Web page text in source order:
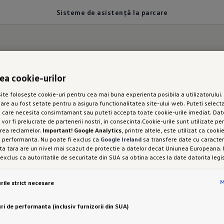
Sisteme de asistență la parcare
parcare
de asistență la
ID.Polo pe
la parcare sunt disponibile pentru
cookie-urilor
folosește cookie-uri pentru cea mai buna experienta posibila a utilizatorului.
au fost setate pentru a asigura functionalitatea site-ului web. Puteti
care necesita consimtamant sau puteti accepta toate cookie-urile imediat.
fi prelucrate de partenerii nostri, in consecinta.Cookie-urile sunt utilizate
reclamelor. Important! Google Analytics, printre altele, este utilizat ca
performanta. Nu poate fi exclus ca Google Ireland sa transfere date cu
tara are un nivel mai scazut de protectie a datelor decat Uniunea Europeana.
ca autoritatile de securitate din SUA sa obtina acces la date datorita
expres, cu acest transfer de date, in conformitate cu articolul 49 alineatul
este responsabila pentru acest site web și pentru cookie-uri. Puteti gasi mai
cookie-uri in politica de cookie-uri sau in setarile cookie-urilor. Veti gasi
strict necesare
de performanta (inclusiv furnizorii din SUA)